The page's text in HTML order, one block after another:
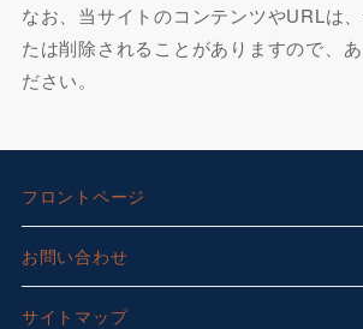
なお、当サイトのコンテンツやURLは
たは削除されることがありますので、
ださい。
フロントページ
お問い合わせ
サイトマップ